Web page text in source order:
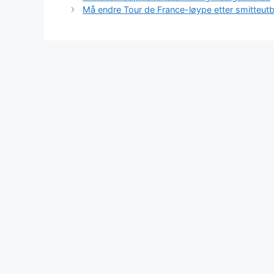
Må endre Tour de France-løype etter